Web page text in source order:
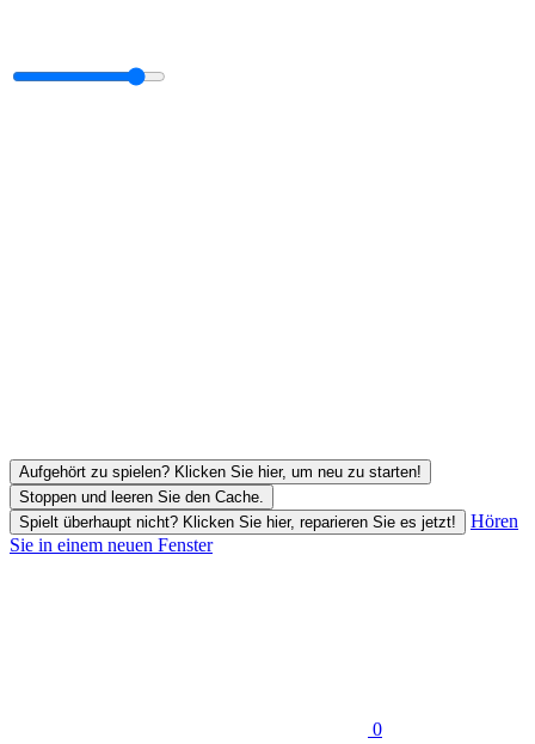
Aufgehört zu spielen? Klicken Sie hier, um neu zu starten!
Stoppen und leeren Sie den Cache.
Spielt überhaupt nicht? Klicken Sie hier, reparieren Sie es jetzt!
Hören
Sie in einem neuen Fenster
0